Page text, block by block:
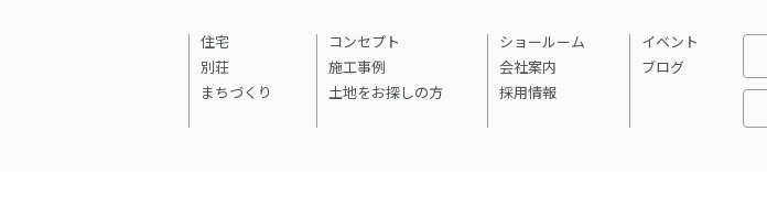
住宅
別荘
まちづくり
コンセプト
施工事例
土地をお探しの方
ショールーム
会社案内
採用情報
イベント
ブログ